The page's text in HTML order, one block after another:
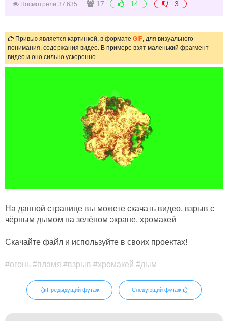
Посмотрели 37 635 17 14 3
Привью является картинкой, в формате GIF, для визуального
понимания, содержания видео. В примере взят маленький фрагмент
видео и оно сильно ускоренно.
На данной странице вы можете скачать видео, взрыв с
чёрным дымом на зелёном экране, хромакей
Скачайте файл и используйте в своих проектах!
#огонь #пламя #взрыв #хромакей #дым
Предыдущий футаж Следующий футаж